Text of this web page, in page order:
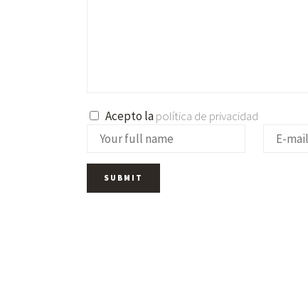
Acepto lapolítica de privacidad